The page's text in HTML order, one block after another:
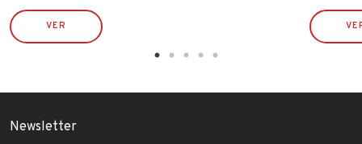
VER
Newsletter